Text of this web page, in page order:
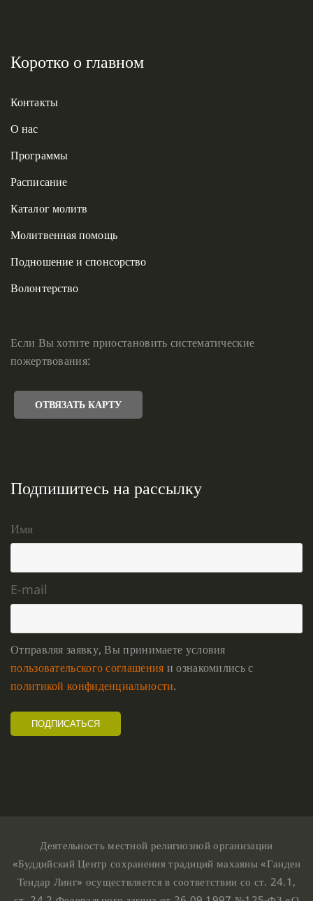
Коротко о главном
Контакты
О нас
Программы
Расписание
Каталог молитв
Молитвенная помощь
Подношение и спонсорство
Волонтерство
Если Вы хотите приостановить систематические
пожертвования:
ОТВЯЗАТЬ КАРТУ
Подпишитесь на рассылку
Имя
E-mail
Отправляя заявку, Вы принимаете условия
пользовательского соглашения и ознакомились с
политикой конфиденциальности.
Деятельность местной религиозной организации
«Буддийский Центр сохранения традиций махаяны «Ганден
Тендар Линг» осуществляется в соответствии со ст. 24.1,